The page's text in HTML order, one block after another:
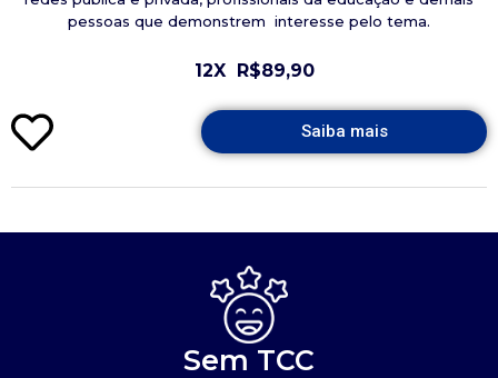
pessoas que demonstrem interesse pelo tema.
12X R$89,90
Saiba mais
Sem TCC